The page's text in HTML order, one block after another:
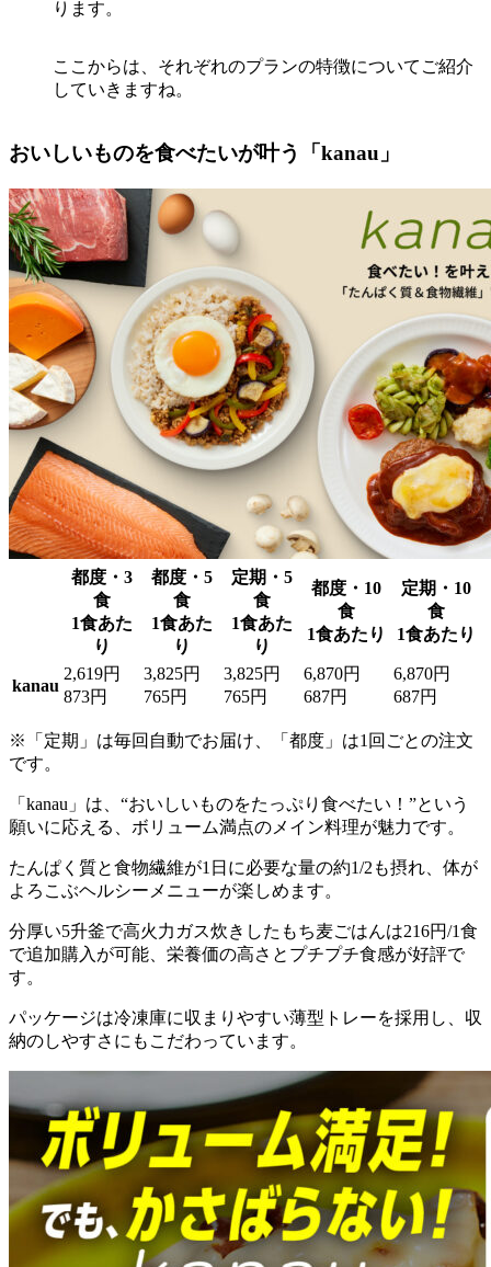
ります。
ここからは、それぞれのプランの特徴についてご紹介
していきますね。
おいしいものを食べたいが叶う「kanau」
都度・3
食
1食あた
り
都度・5
食
1食あた
り
定期・5
食
1食あた
り
都度・10
食
1食あたり
定期・10
食
1食あたり
kanau
2,619円
873円
3,825円
765円
3,825円
765円
6,870円
687円
6,870円
687円
※「定期」は毎回自動でお届け、「都度」は1回ごとの注文
です。
「kanau」は、“おいしいものをたっぷり食べたい！”という
願いに応える、ボリューム満点のメイン料理が魅力です。
たんぱく質と食物繊維が1日に必要な量の約1/2も摂れ、体が
よろこぶヘルシーメニューが楽しめます。
分厚い5升釜で高火力ガス炊きしたもち麦ごはんは216円/1食
で追加購入が可能、栄養価の高さとプチプチ食感が好評で
す。
パッケージは冷凍庫に収まりやすい薄型トレーを採用し、収
納のしやすさにもこだわっています。